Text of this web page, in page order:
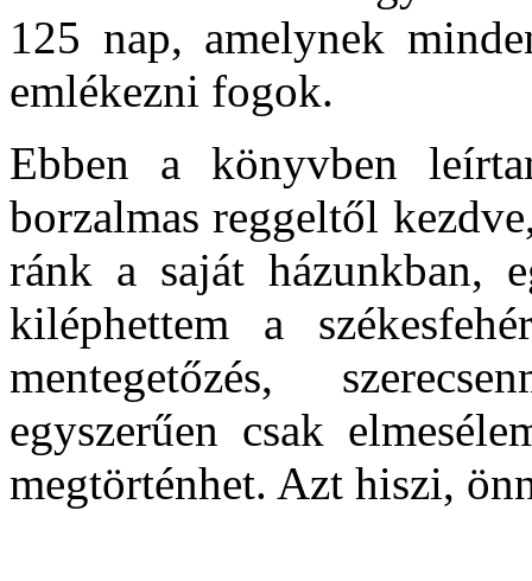
125 nap, amelynek
emlékezni fogok.
Ebben a könyvben
borzalmas reggeltől
ránk a saját házunkban,
kiléphettem a
mentegetőzés,
egyszerűen csak
megtörténhet. Azt hiszi,